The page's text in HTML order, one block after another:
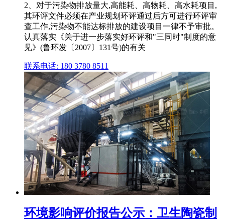
2、对于污染物排放量大,高能耗、高物耗、高水耗项目,
其环评文件必须在产业规划环评通过后方可进行环评审
查工作,污染物不能达标排放的建设项目一律不予审批。
认真落实《关于进一步落实好环评和"三同时"制度的意
见》(鲁环发〔2007〕131号)的有关
联系电话: 180 3780 8511
环境影响评价报告公示：卫生陶瓷制